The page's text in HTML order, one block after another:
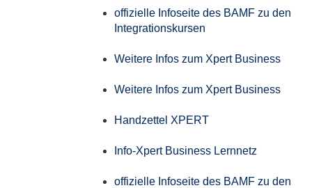
offizielle Infoseite des BAMF zu den
Integrationskursen
Weitere Infos zum Xpert Business
Weitere Infos zum Xpert Business
Handzettel XPERT
Info-Xpert Business Lernnetz
offizielle Infoseite des BAMF zu den